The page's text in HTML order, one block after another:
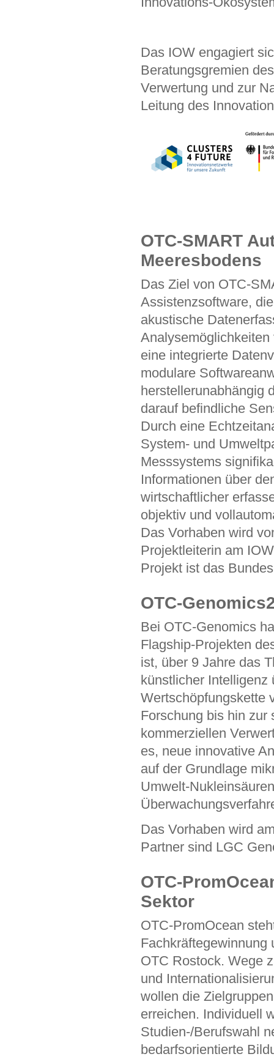
Das IOW engagiert
Beratungsgremien
Verwertung und zur
Leitung des
OTC-SMART
Meeresbodens
Das Ziel von OTC-
Assistenzsoftware,
akustische
eine integrierte
modulare
herstellerunabhängig
darauf befindliche
Durch eine
System- und
Messsystems
Informationen über
wirtschaftlicher
objektiv und
Das Vorhaben wird
Projektleiterin am
Projekt ist das
OTC-
Bei OTC-Genomics
Flagship-Projekten
ist, über 9 Jahre das
künstlicher Intelligenz
Wertschöpfungskette
Forschung bis hin zur
kommerziellen
es, neue innovative
auf der Grundlage
Umwelt-
Das Vorhaben wird
Partner sind LGC
OTC-
Sektor
OTC-PromOcean
Fachkräftegewinnung
OTC Rostock. Wege
und
wollen die
erreichen. Individuell
Studien-/Berufswahl
bedarfsorientierte